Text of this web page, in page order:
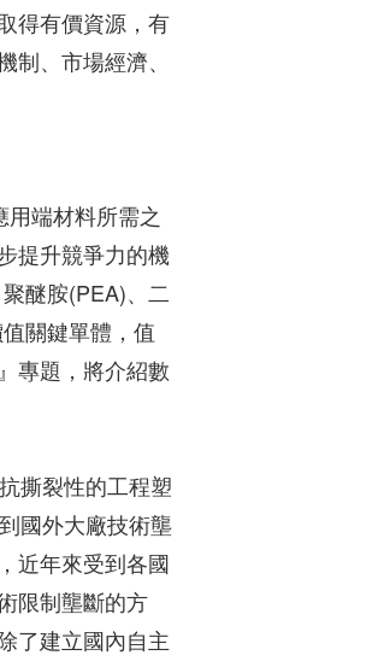
得有價資源，有
、市場經濟、
端材料所需之
提升競爭力的機
醚胺(PEA)、二
關鍵單體，值
專題，將介紹數
撕裂性的工程塑
國外大廠技術壟
近年來受到各國
限制壟斷的方
了建立國內自主